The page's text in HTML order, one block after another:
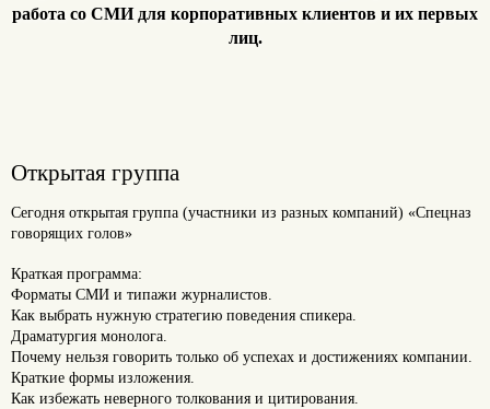
работа со СМИ для корпоративных клиентов и их первых
лиц.
Открытая группа
Сегодня открытая группа (участники из разных компаний) «Спецназ
говорящих голов»
Краткая программа:
Форматы СМИ и типажи журналистов.
Как выбрать нужную стратегию поведения спикера.
Драматургия монолога.
Почему нельзя говорить только об успехах и достижениях компании.
Краткие формы изложения.
Как избежать неверного толкования и цитирования.